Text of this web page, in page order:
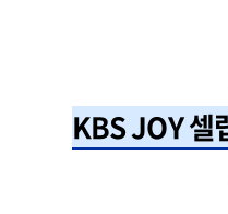
KBS JOY 셀